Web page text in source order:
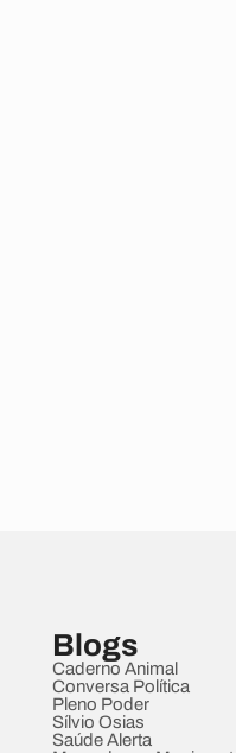
Blogs
Caderno Animal
Conversa Política
Pleno Poder
Sílvio Osias
Saúde Alerta